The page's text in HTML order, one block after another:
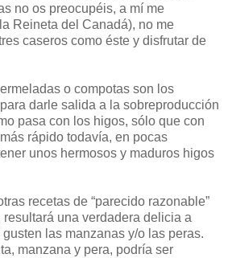
no os preocupéis, a mí me
Reineta del Canadá), no me
caseros como éste y disfrutar de
o compotas son los
darle salida a la sobreproducción
pasa con los higos, sólo que con
rápido todavía, en pocas
unos hermosos y maduros higos
recetas de “parecido razonable”
resultará una verdadera delicia a
las manzanas y/o las peras.
manzana y pera, podría ser